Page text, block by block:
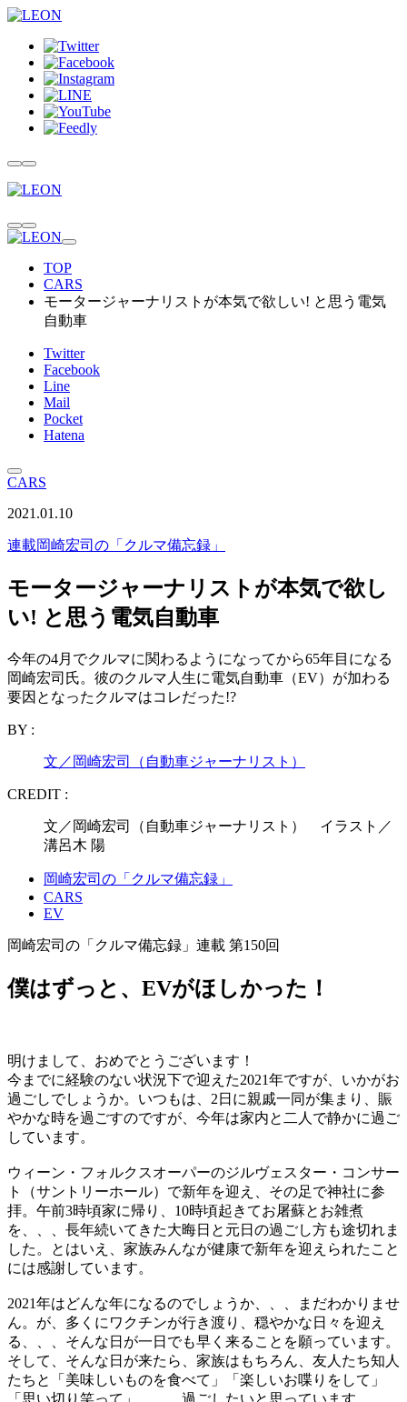
TOP
CARS
モータージャーナリストが本気で欲しい! と思う電気
自動車
Twitter
Facebook
Line
Mail
Pocket
Hatena
CARS
2021.01.10
連載岡崎宏司の「クルマ備忘録」
モータージャーナリストが本気で欲し
い! と思う電気自動車
今年の4月でクルマに関わるようになってから65年目になる
岡崎宏司氏。彼のクルマ人生に電気自動車（EV）が加わる
要因となったクルマはコレだった!?
BY :
文／岡崎宏司（自動車ジャーナリスト）
CREDIT :
文／岡崎宏司（自動車ジャーナリスト） イラスト／
溝呂木 陽
岡崎宏司の「クルマ備忘録」
CARS
EV
岡崎宏司の「クルマ備忘録」連載 第150回
僕はずっと、EVがほしかった！
明けまして、おめでとうございます！
今までに経験のない状況下で迎えた2021年ですが、いかがお
過ごしでしょうか。いつもは、2日に親戚一同が集まり、賑
やかな時を過ごすのですが、今年は家内と二人で静かに過ご
しています。
ウィーン・フォルクスオーパーのジルヴェスター・コンサー
ト（サントリーホール）で新年を迎え、その足で神社に参
拝。午前3時頃家に帰り、10時頃起きてお屠蘇とお雑煮
を、、、長年続いてきた大晦日と元日の過ごし方も途切れま
した。とはいえ、家族みんなが健康で新年を迎えられたこと
には感謝しています。
2021年はどんな年になるのでしょうか、、、まだわかりませ
ん。が、多くにワクチンが行き渡り、穏やかな日々を迎え
る、、、そんな日が一日でも早く来ることを願っています。
そして、そんな日が来たら、家族はもちろん、友人たち知人
たちと「美味しいものを食べて」「楽しいお喋りをして」
「思い切り笑って」、、、過ごしたいと思っています。